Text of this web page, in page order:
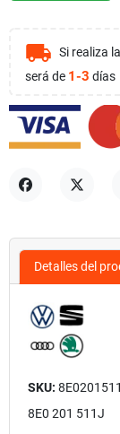
local_shipping Si realiza
será de 1-3 días
Detalles del
SKU:
8E0 201 511J